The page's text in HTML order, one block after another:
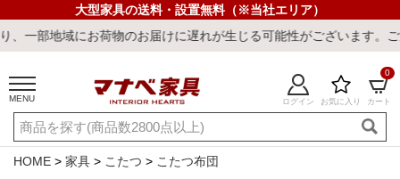
大型家具の送料・設置無料（※当社エリア）
荷物のお届けに遅れが生じる可能性がございます。ご迷惑をおかけ
MENU ログイン お気に入り カート
0
ご利用ガイド 新規会員登録
店舗一覧 閲覧履歴
HOME 家具 こたつ こたつ布団